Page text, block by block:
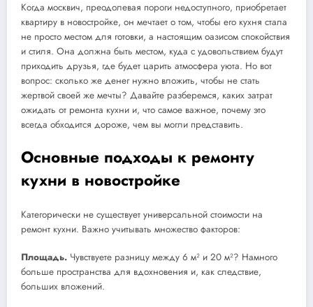
Когда москвич, преодолевая пороги недоступного, приобретает
квартиру в новостройке, он мечтает о том, чтобы его кухня стала
не просто местом для готовки, а настоящим оазисом спокойствия
и стиля. Она должна быть местом, куда с удовольствием будут
приходить друзья, где будет царить атмосфера уюта. Но вот
вопрос: сколько же денег нужно вложить, чтобы не стать
жертвой своей же мечты? Давайте разберемся, каких затрат
ожидать от ремонта кухни и, что самое важное, почему это
всегда обходится дороже, чем вы могли представить.
Основные подходы к ремонту
кухни в новостройке
Категорически не существует универсальной стоимости на
ремонт кухни. Важно учитывать множество факторов:
Площадь. Чувствуете разницу между 6 м² и 20 м²? Намного
больше пространства для вдохновения и, как следствие,
больших вложений.